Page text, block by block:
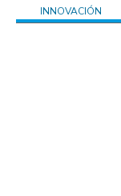
INNOVACIÓN